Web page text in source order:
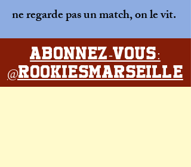
ne regarde pas un match, on le vit.
Abonnez-vous:
@rookiesmarseille